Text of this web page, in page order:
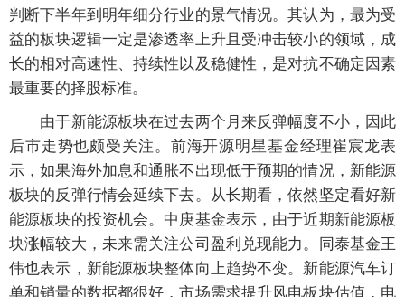
判断下半年到明年细分行业的景气情况。其认为，最为受
益的板块逻辑一定是渗透率上升且受冲击较小的领域，成
长的相对高速性、持续性以及稳健性，是对抗不确定因素
最重要的择股标准。
由于新能源板块在过去两个月来反弹幅度不小，因此
后市走势也颇受关注。前海开源明星基金经理崔宸龙表
示，如果海外加息和通胀不出现低于预期的情况，新能源
板块的反弹行情会延续下去。从长期看，依然坚定看好新
能源板块的投资机会。中庚基金表示，由于近期新能源板
块涨幅较大，未来需关注公司盈利兑现能力。同泰基金王
伟也表示，新能源板块整体向上趋势不变。新能源汽车订
单和销量的数据都很好，市场需求提升风电板块估值，电